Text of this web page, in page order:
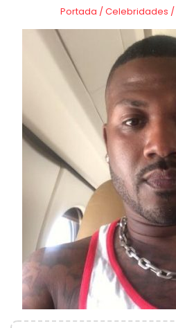
Portada /Celebridades /